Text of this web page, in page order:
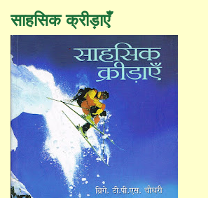
साहसिक क्रीड़ाएँ